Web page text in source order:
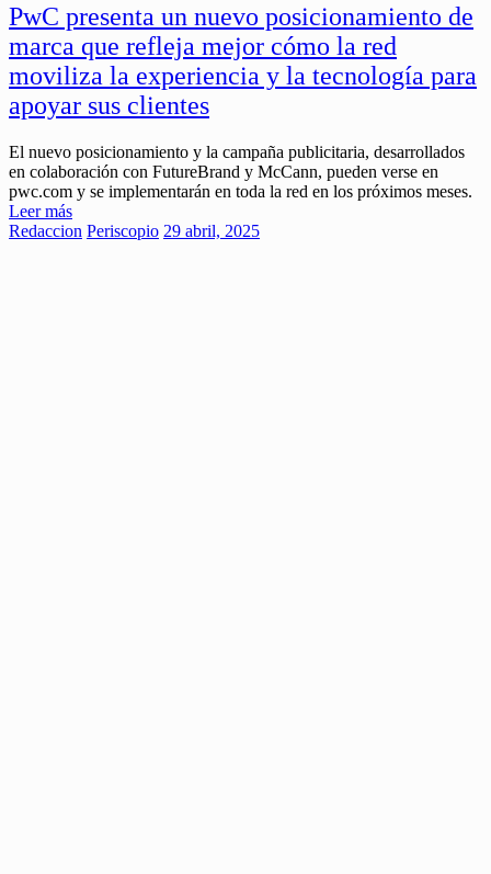
PwC presenta un nuevo posicionamiento de
marca que refleja mejor cómo la red
moviliza la experiencia y la tecnología para
apoyar sus clientes
El nuevo posicionamiento y la campaña publicitaria, desarrollados
en colaboración con FutureBrand y McCann, pueden verse en
pwc.com y se implementarán en toda la red en los próximos meses.
Leer más
Redaccion Periscopio 29 abril, 2025